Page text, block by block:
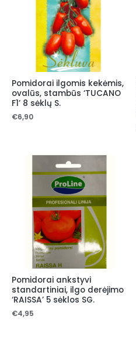
Pomidorai ilgomis kekėmis,
ovalūs, stambūs ‘TUCANO
F1’ 8 sėklų S.
€6,90
Pomidorai ankstyvi
standartiniai, ilgo derėjimo
‘RAISSA’ 5 sėklos SG.
€4,95